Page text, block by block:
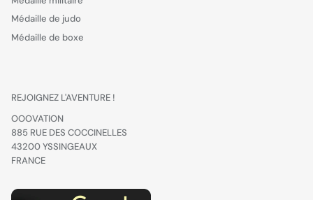
Médaille de judo
Médaille de boxe
REJOIGNEZ L'AVENTURE !
OOOVATION
885 RUE DES COCCINELLES
43200 YSSINGEAUX
FRANCE